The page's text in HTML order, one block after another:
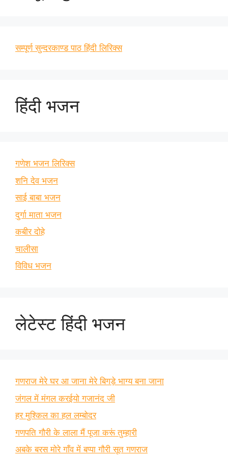
सम्पूर्ण सुन्दरकाण्ड पाठ हिंदी लिरिक्स
हिंदी भजन
गणेश भजन लिरिक्स
शनि देव भजन
साई बाबा भजन
दुर्गा माता भजन
कबीर दोहे
चालीसा
विविध भजन
लेटेस्ट हिंदी भजन
गणराज मेरे घर आ जाना मेरे बिगड़े भाग्य बना जाना
जंगल में मंगल करईयो गजानंद जी
हर मुश्किल का हल लम्बोदर
गणपति गौरी के लाला मैं पूजा करूं तुम्हारी
अबके बरस मोरे गाँव में बप्पा गौरी सूत गणराज